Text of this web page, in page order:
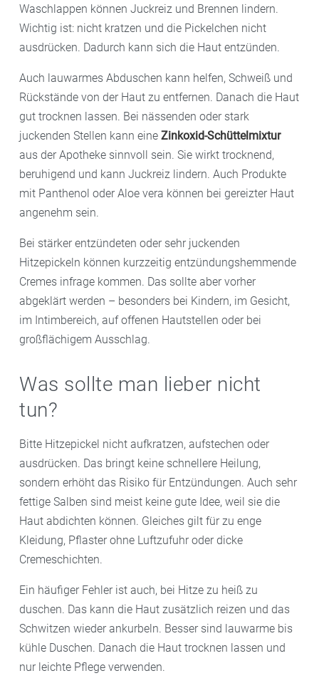
Waschlappen können Juckreiz und Brennen lindern.
Wichtig ist: nicht kratzen und die Pickelchen nicht
ausdrücken. Dadurch kann sich die Haut entzünden.
Auch lauwarmes Abduschen kann helfen, Schweiß und
Rückstände von der Haut zu entfernen. Danach die Haut
gut trocknen lassen. Bei nässenden oder stark
juckenden Stellen kann eine Zinkoxid-Schüttelmixtur
aus der Apotheke sinnvoll sein. Sie wirkt trocknend,
beruhigend und kann Juckreiz lindern. Auch Produkte
mit Panthenol oder Aloe vera können bei gereizter Haut
angenehm sein.
Bei stärker entzündeten oder sehr juckenden
Hitzepickeln können kurzzeitig entzündungshemmende
Cremes infrage kommen. Das sollte aber vorher
abgeklärt werden – besonders bei Kindern, im Gesicht,
im Intimbereich, auf offenen Hautstellen oder bei
großflächigem Ausschlag.
Was sollte man lieber nicht
tun?
Bitte Hitzepickel nicht aufkratzen, aufstechen oder
ausdrücken. Das bringt keine schnellere Heilung,
sondern erhöht das Risiko für Entzündungen. Auch sehr
fettige Salben sind meist keine gute Idee, weil sie die
Haut abdichten können. Gleiches gilt für zu enge
Kleidung, Pflaster ohne Luftzufuhr oder dicke
Cremeschichten.
Ein häufiger Fehler ist auch, bei Hitze zu heiß zu
duschen. Das kann die Haut zusätzlich reizen und das
Schwitzen wieder ankurbeln. Besser sind lauwarme bis
kühle Duschen. Danach die Haut trocknen lassen und
nur leichte Pflege verwenden.